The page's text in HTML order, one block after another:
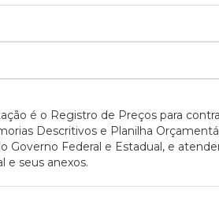
é o Registro de Preços para
Descritivos e Planilha
Governo Federal e Estadual, e
e seus anexos.